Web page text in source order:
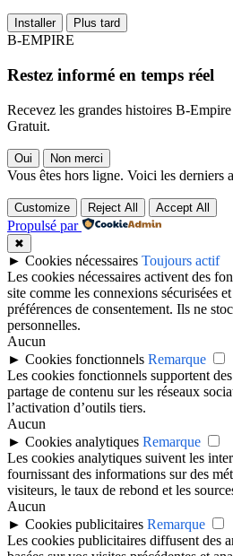
Installer Plus tard
B-EMPIRE
Restez informé en temps réel
Recevez les grandes histoires B-
Gratuit.
Oui Non merci
Vous êtes hors ligne. Voici les derniers
Customize Reject All Accept All
Propulsé par
✖
► Cookies nécessaires Toujours actif
Les cookies nécessaires activent des
site comme les connexions sécurisées
préférences de consentement. Ils ne
personnelles.
Aucun
► Cookies fonctionnels Remarque
Les cookies fonctionnels supportent
partage de contenu sur les réseaux
l’activation d’outils tiers.
Aucun
► Cookies analytiques Remarque
Les cookies analytiques suivent les
fournissant des informations sur des
visiteurs, le taux de rebond et les
Aucun
► Cookies publicitaires Remarque
Les cookies publicitaires diffusent des